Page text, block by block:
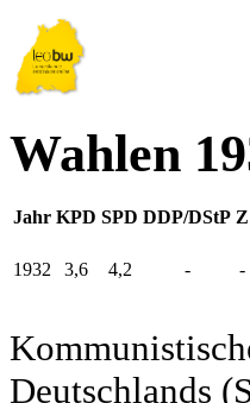
Wahlen
Jahr KPD SPD DDP/DStP Z
1932
3,6 4,2 - -
Deutschlands